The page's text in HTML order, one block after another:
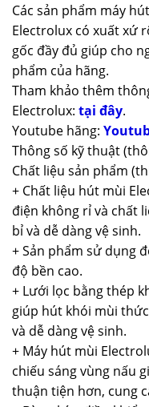
Các sản phẩm máy
Electrolux có xuất xứ
gốc đầy đủ giúp cho
phẩm của hãng.
Tham khảo thêm
Electrolux: tại đây.
Youtube hãng:
Thông số kỹ thuật
Chất liệu sản phẩm
+ Chất liệu hút mùi
điện không rỉ và chất
bỉ và dễ dàng vệ sinh.
+ Sản phẩm sử dụng
độ bền cao.
+ Lưới lọc bằng thép
giúp hút khói mùi
và dễ dàng vệ sinh.
+ Máy hút mùi
chiếu sáng vùng nấu
thuận tiện hơn, cung